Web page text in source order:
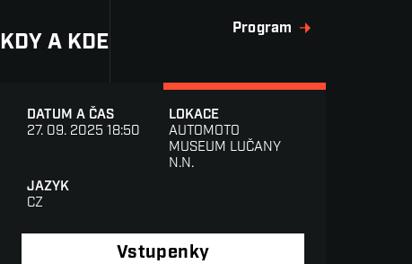
KDY A KDE
Program
DATUM A ČAS
27. 09. 2025 18:50
LOKACE
AUTOMOTO
MUSEUM LUČANY
N.N.
JAZYK
CZ
Vstupenky